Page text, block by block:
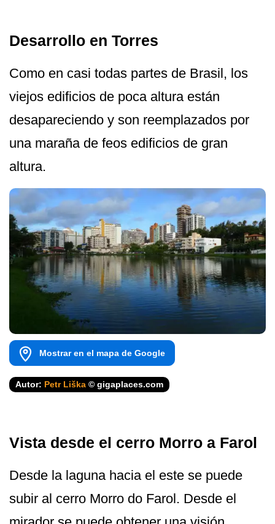
Desarrollo en Torres
Como en casi todas partes de Brasil, los
viejos edificios de poca altura están
desapareciendo y son reemplazados por
una maraña de feos edificios de gran
altura.
Mostrar en el mapa de Google
Autor: Petr Liška © gigaplaces.com
Vista desde el cerro Morro a Farol
Desde la laguna hacia el este se puede
subir al cerro Morro do Farol. Desde el